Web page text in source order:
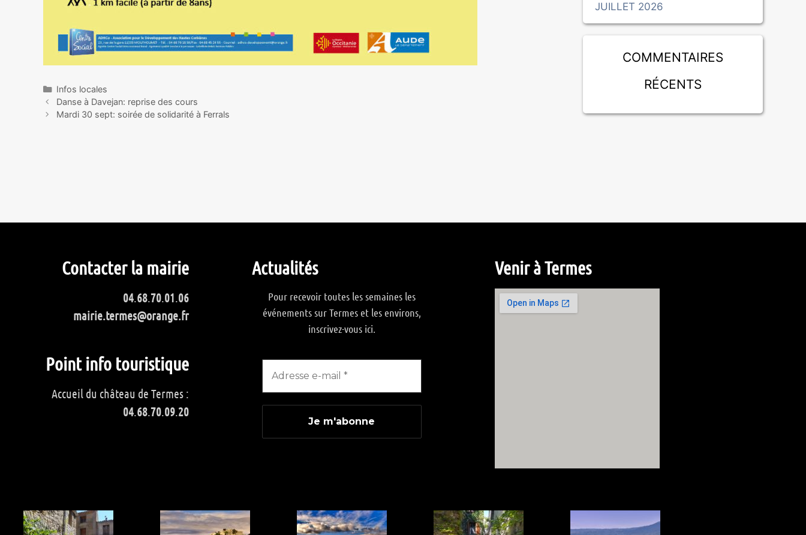
Infos locales
Danse à Davejan: reprise des cours
Mardi 30 sept: soirée de solidarité à Ferrals
JUILLET 2026
Commentaires
récents
Contacter la mairie
04.68.70.01.06
mairie.termes@orange.fr
Point info touristique
Accueil du château de Termes :
04.68.70.09.20
Actualités
Pour recevoir toutes les semaines les
événements sur Termes et les environs,
inscrivez-vous ici.
Venir à Termes